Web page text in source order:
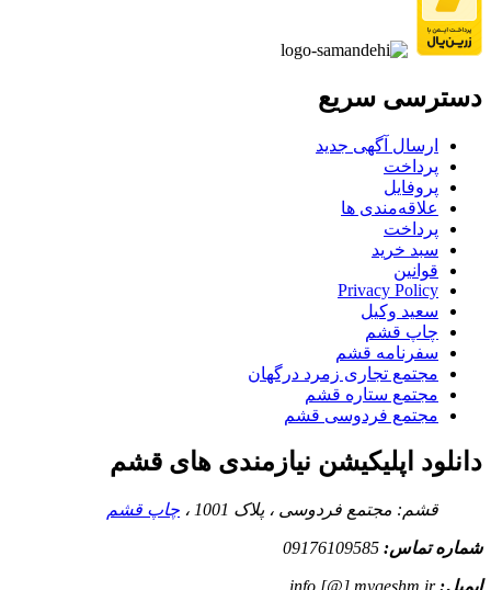
دسترسی سریع
ارسال آگهی جدید
پرداخت
پروفایل
علاقه‌مندی ها
پرداخت
سبد خرید
قوانین
Privacy Policy
سعید وکیل
چاپ قشم
سفرنامه قشم
مجتمع تجاری زمرد درگهان
مجتمع ستاره قشم
مجتمع فردوسی قشم
دانلود اپلیکیشن نیازمندی های قشم
قشم: مجتمع فردوسی ، پلاک 1001 ، چاپ قشم
شماره تماس: 09176109585